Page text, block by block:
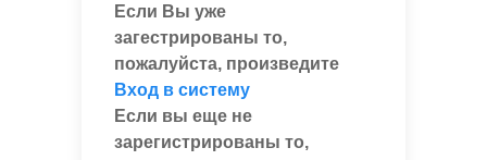
Если Вы уже
загестрированы то,
пожалуйста, произведите
Вход в систему
Если вы еще не
зарегистрированы то,